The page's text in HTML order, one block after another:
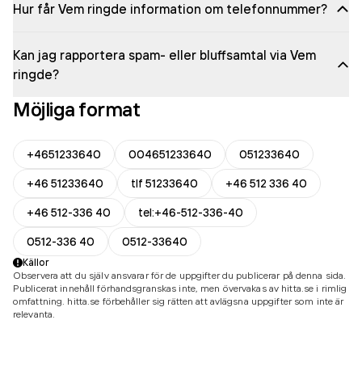
Hur får Vem ringde information om telefonnummer?
Kan jag rapportera spam- eller bluffsamtal via Vem
ringde?
Möjliga format
+4651233640 004651233640
051233640
+46 51233640
tlf 51233640
+46 512 336 40
+46 512-336 40
tel:+46-512-336-40
0512-336 40
0512-33640
Källor
Observera att du själv ansvarar för de uppgifter du publicerar på denna sida.
Publicerat innehåll förhandsgranskas inte, men övervakas av hitta.se i rimlig
omfattning. hitta.se förbehåller sig rätten att avlägsna uppgifter som inte är
relevanta.